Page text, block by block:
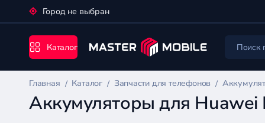
Город не выбран
Каталог
Главная Каталог Запчасти для телефонов
Аккумуляторы для Huawei